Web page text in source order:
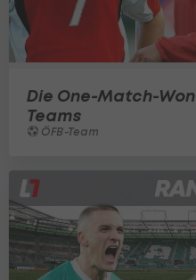
Die One-Match-
Teams
ÖFB-Team